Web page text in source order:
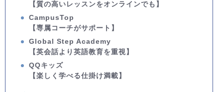
【質の高いレッスンをオンラインでも】
CampusTop
【専属コーチがサポート】
Global Step Academy
【英会話より英語教育を重視】
QQキッズ
【楽しく学べる仕掛け満載】